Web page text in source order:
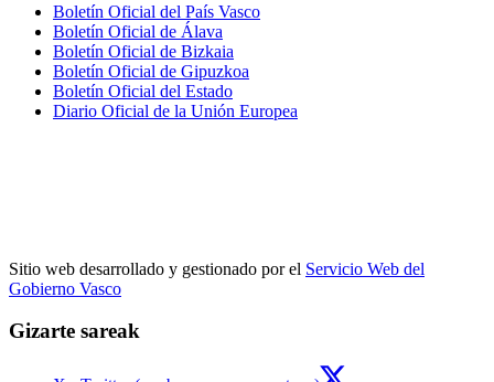
Boletín Oficial del País Vasco
Boletín Oficial de Álava
Boletín Oficial de Bizkaia
Boletín Oficial de Gipuzkoa
Boletín Oficial del Estado
Diario Oficial de la Unión Europea
Sitio web desarrollado y gestionado por el Servicio Web del
Gobierno Vasco
Gizarte sareak